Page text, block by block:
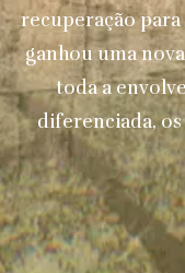
recuperação
ganhou uma
toda a
diferenciada,